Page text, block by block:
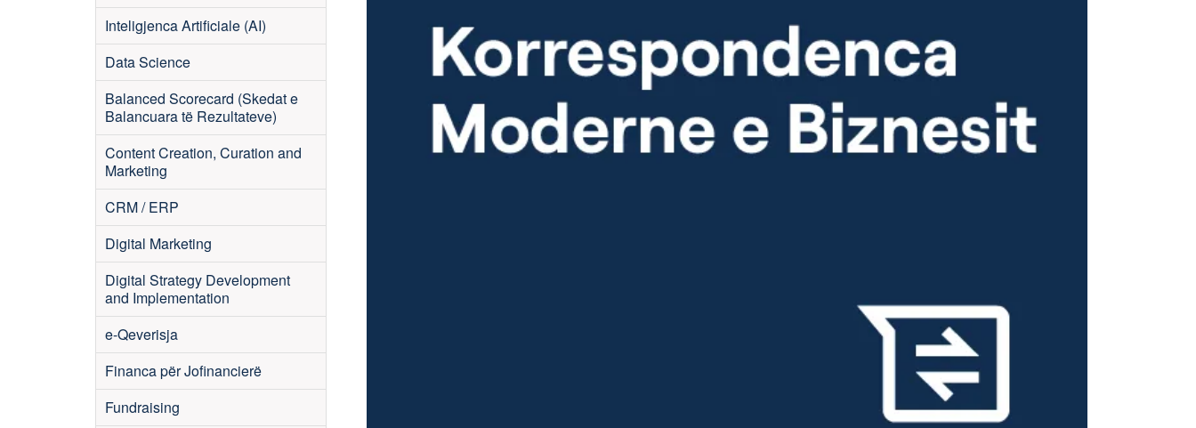
Inteligjenca Artificiale (AI)
Data Science
Balanced Scorecard (Skedat e
Balancuara të Rezultateve)
Content Creation, Curation and
Marketing
CRM / ERP
Digital Marketing
Digital Strategy Development
and Implementation
e-Qeverisja
Financa për Jofinancierë
Fundraising